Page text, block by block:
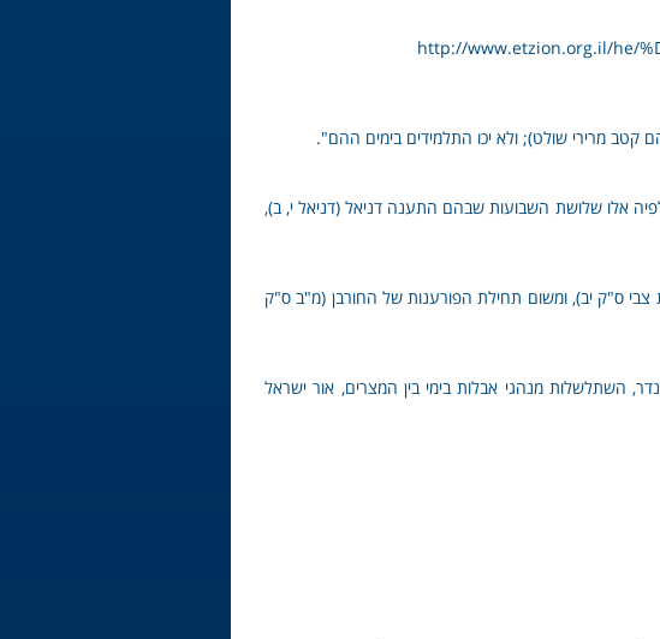
http://www.etzion.org.il/he/
מרירי שולט); ולא יכו התלמידים בימים ההם".
אלו שלושת השבועות שבהם התענה דניאל (דניאל י, ב),
צבי ס"ק יב), ומשום תחילת הפורענות של החורבן (מ"ב ס"ק
השתלשלות מנהגי אבלות בימי בין המצרים, אור ישראל